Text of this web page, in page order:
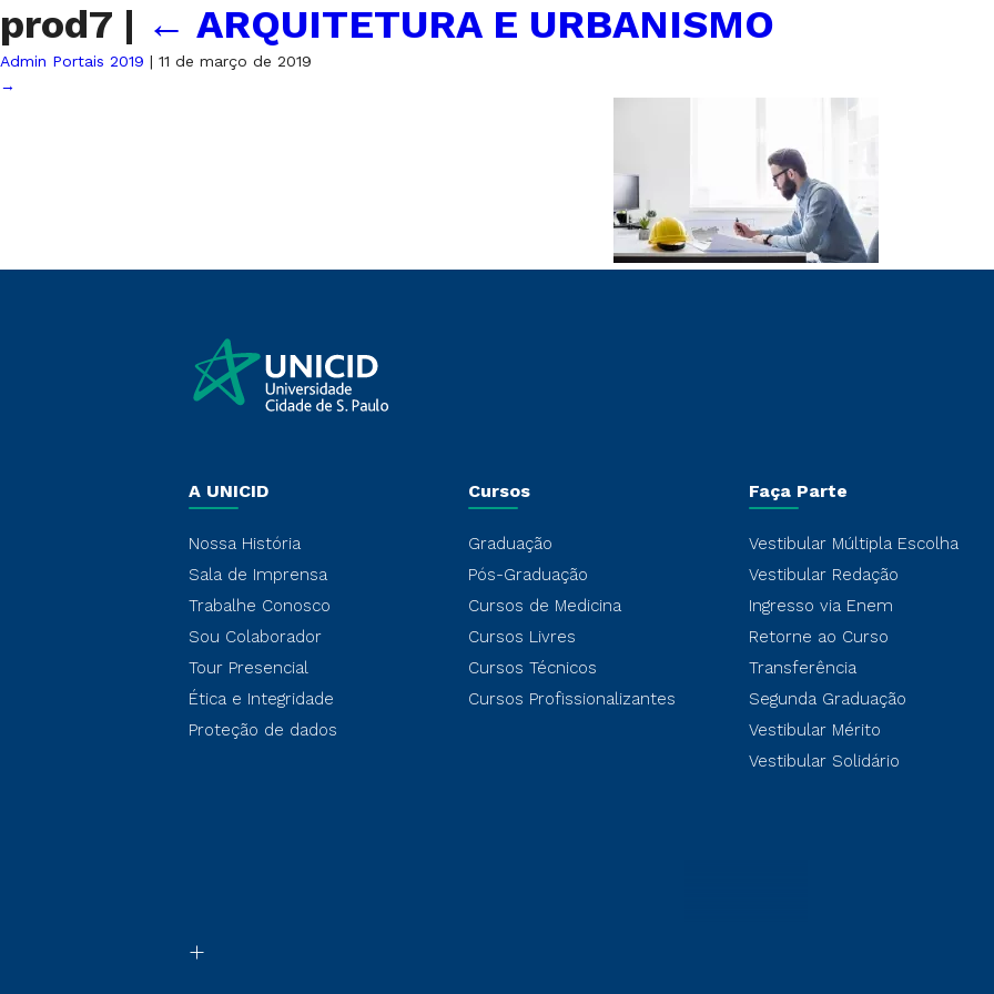
prod7 | ← ARQUITETURA E URBANISMO
Admin Portais 2019 | 11 de março de 2019
→
A UNICID
Nossa História
Sala de Imprensa
Trabalhe Conosco
Sou Colaborador
Tour Presencial
Ética e Integridade
Proteção de dados
Cursos
Graduação
Pós-Graduação
Cursos de Medicina
Cursos Livres
Cursos Técnicos
Cursos Profissionalizantes
Faça Parte
Vestibular Múltipla Escolha
Vestibular Redação
Ingresso via Enem
Retorne ao Curso
Transferência
Segunda Graduação
Vestibular Mérito
Vestibular Solidário